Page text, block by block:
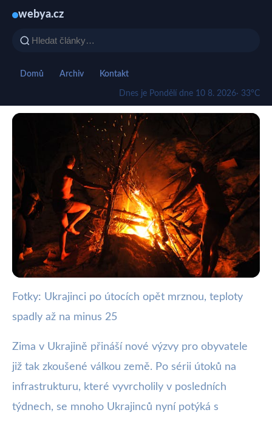
webya.cz
Domů Archiv Kontakt
Dnes je Pondělí dne 10 8. 2026· 33°C
webya.cz
Extrémní Mrazy na Ukrajině: Boj o
Teplé Útočiště Při -25°C
Fotky: Ukrajinci po útocích opět mrznou, teploty
spadly až na minus 25
Zima v Ukrajině přináší nové výzvy pro obyvatele
již tak zkoušené válkou země. Po sérii útoků na
infrastrukturu, které vyvrcholily v posledních
týdnech, se mnoho Ukrajinců nyní potýká s